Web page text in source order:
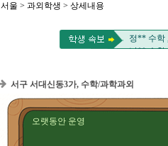
서울 > 과외학생 > 상세내용
정** 수학
남** 수학
이** 수학
류** 영어
장** 수학
서구 서대신동3가, 수학/과학과외
오랫동안 운영